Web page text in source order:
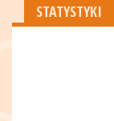
STATYSTYKI